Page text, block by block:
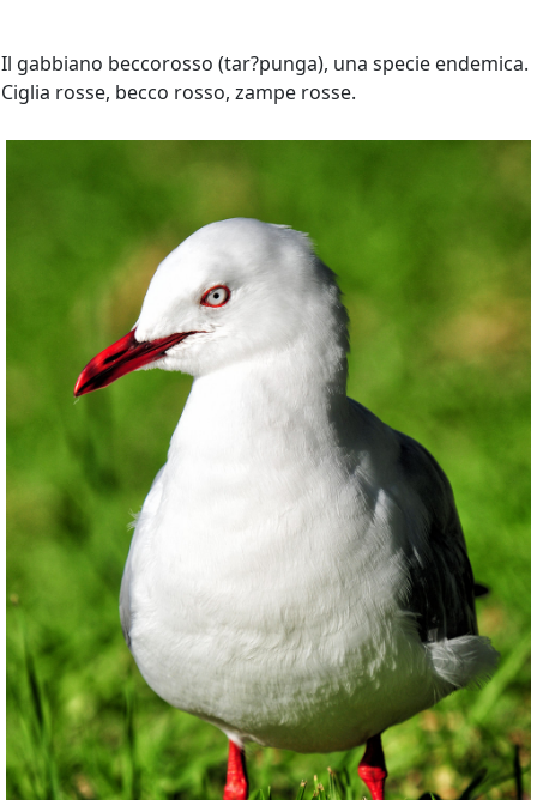
Il gabbiano beccorosso (tar?punga), una specie endemica.
Ciglia rosse, becco rosso, zampe rosse.